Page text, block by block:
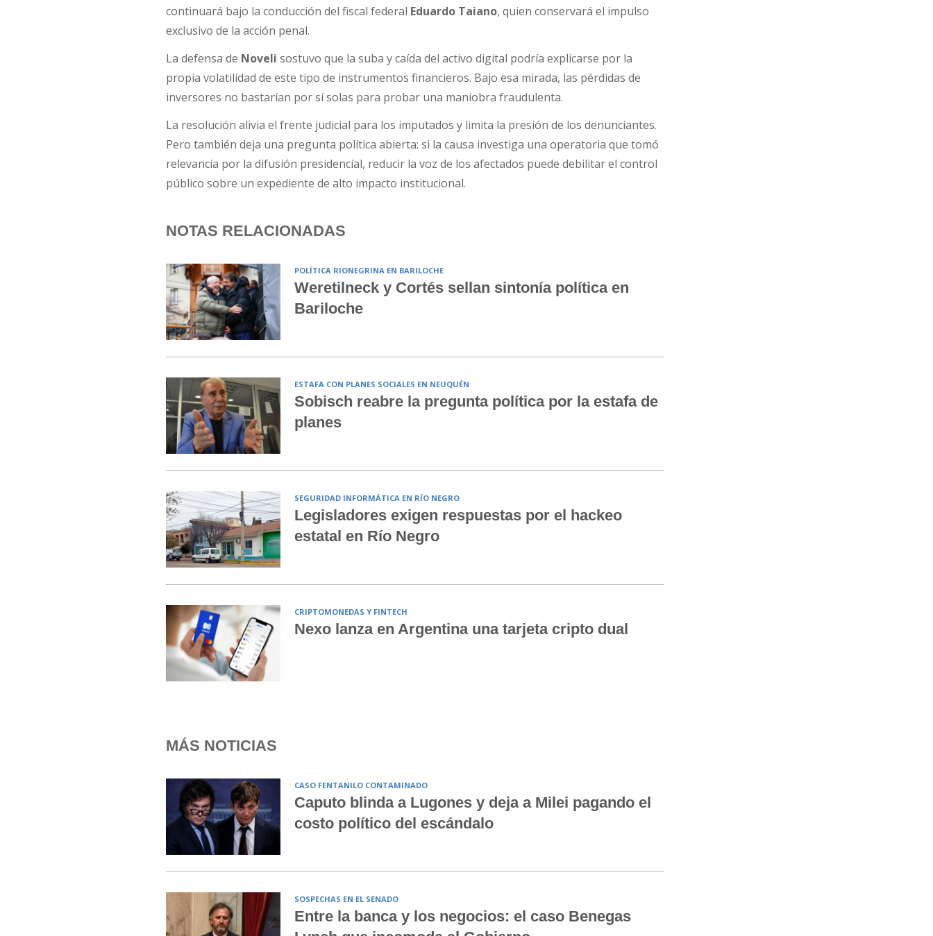
continuará bajo la conducción del fiscal federal Eduardo Taiano, quien conservará el impulso
exclusivo de la acción penal.
La defensa de Noveli sostuvo que la suba y caída del activo digital podría explicarse por la
propia volatilidad de este tipo de instrumentos financieros. Bajo esa mirada, las pérdidas de
inversores no bastarían por sí solas para probar una maniobra fraudulenta.
La resolución alivia el frente judicial para los imputados y limita la presión de los denunciantes.
Pero también deja una pregunta política abierta: si la causa investiga una operatoria que tomó
relevancia por la difusión presidencial, reducir la voz de los afectados puede debilitar el control
público sobre un expediente de alto impacto institucional.
NOTAS RELACIONADAS
POLÍTICA RIONEGRINA EN BARILOCHE
Weretilneck y Cortés sellan sintonía política en
Bariloche
ESTAFA CON PLANES SOCIALES EN NEUQUÉN
Sobisch reabre la pregunta política por la estafa de
planes
SEGURIDAD INFORMÁTICA EN RÍO NEGRO
Legisladores exigen respuestas por el hackeo
estatal en Río Negro
CRIPTOMONEDAS Y FINTECH
Nexo lanza en Argentina una tarjeta cripto dual
MÁS NOTICIAS
CASO FENTANILO CONTAMINADO
Caputo blinda a Lugones y deja a Milei pagando el
costo político del escándalo
SOSPECHAS EN EL SENADO
Entre la banca y los negocios: el caso Benegas